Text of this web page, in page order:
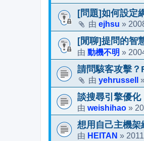
[問題]如何設定
由 ejhsu »
[閒聊]提問的智
由 動機不明 »
請問駭客攻擊
由 yehrussell
談搜尋引擎優化
由 weishihao »
想用自己主機架
由 HEITAN »